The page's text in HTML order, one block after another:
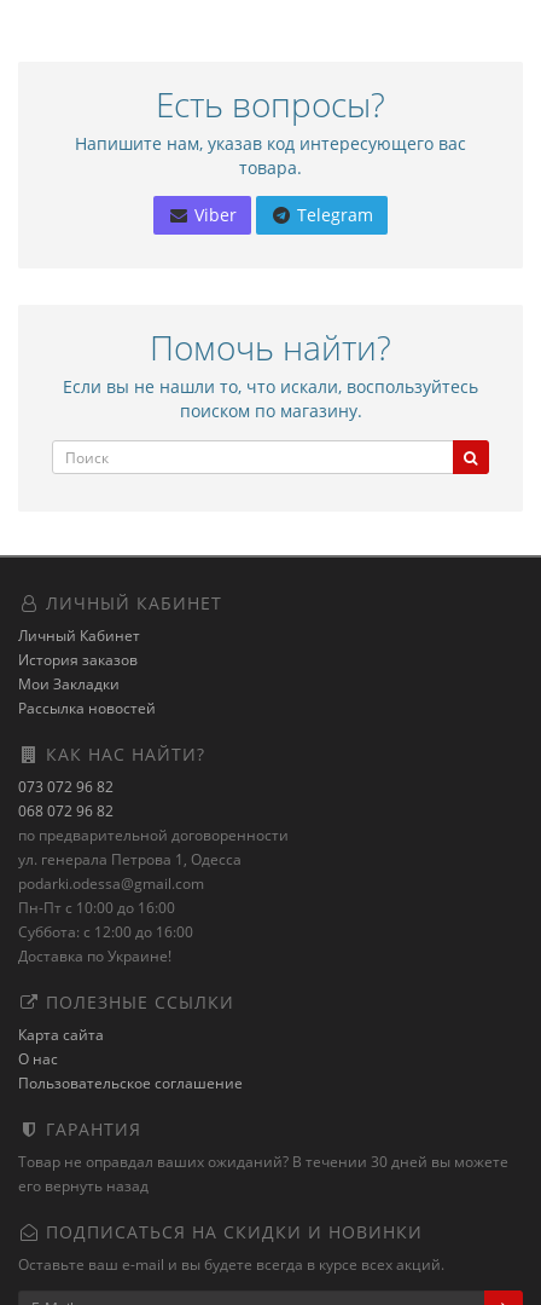
Есть вопросы?
Напишите нам, указав код интересующего вас
товара.
Viber Telegram
Помочь найти?
Если вы не нашли то, что искали, воспользуйтесь
поиском по магазину.
ЛИЧНЫЙ КАБИНЕТ
Личный Кабинет
История заказов
Мои Закладки
Рассылка новостей
КАК НАС НАЙТИ?
073 072 96 82
068 072 96 82
по предварительной договоренности
ул. генерала Петрова 1, Одесса
podarki.odessa@gmail.com
Пн-Пт с 10:00 до 16:00
Суббота: с 12:00 до 16:00
Доставка по Украине!
ПОЛЕЗНЫЕ ССЫЛКИ
Карта сайта
О нас
Пользовательское соглашение
ГАРАНТИЯ
Товар не оправдал ваших ожиданий? В течении 30 дней вы можете
его вернуть назад
ПОДПИСАТЬСЯ НА СКИДКИ И НОВИНКИ
Оставьте ваш e-mail и вы будете всегда в курсе всех акций.